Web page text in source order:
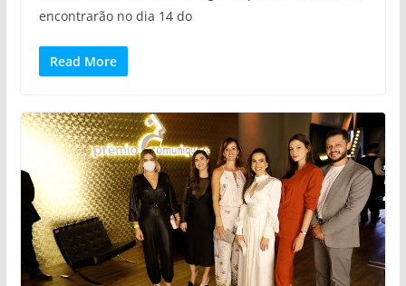
encontrarão no dia 14 do
Read More